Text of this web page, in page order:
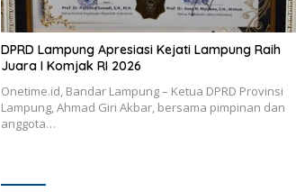
DPRD Lampung Apresiasi Kejati Lampung Raih
Juara I Komjak RI 2026
Onetime.id, Bandar Lampung – Ketua DPRD Provinsi
Lampung, Ahmad Giri Akbar, bersama pimpinan dan
anggota…